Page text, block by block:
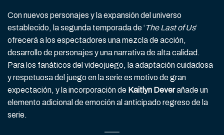
Con nuevos personajes y la expansión del universo
establecido, la segunda temporada de ‘The Last of Us‘
ofrecerá a los espectadores una mezcla de acción,
desarrollo de personajes y una narrativa de alta calidad.
Para los fanáticos del videojuego, la adaptación cuidadosa
y respetuosa del juego en la serie es motivo de gran
expectación, y la incorporación de Kaitlyn Deverañade un
elemento adicional de emoción al anticipado regreso de la
serie.